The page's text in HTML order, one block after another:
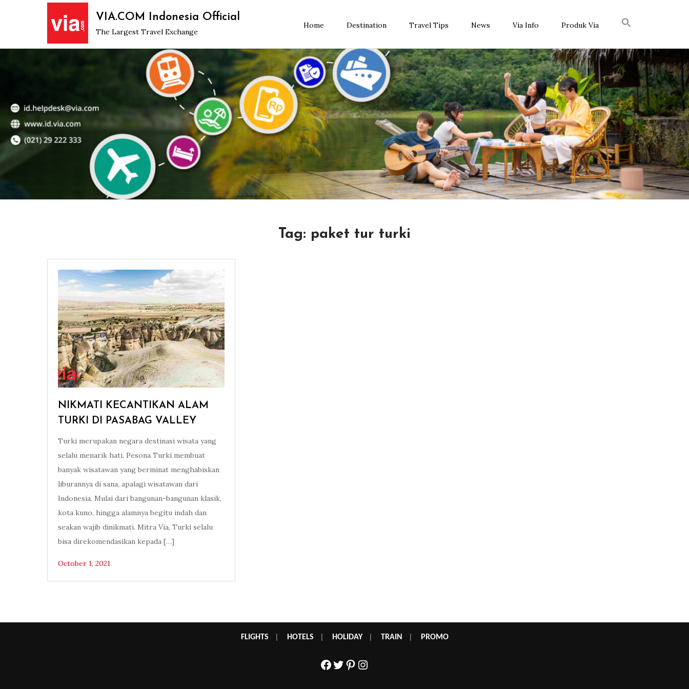
VIA.COM Indonesia Official
The Largest Travel Exchange
Home Destination Travel Tips News Via Info Produk Via
Tag: paket tur turki
NIKMATI KECANTIKAN ALAM
TURKI DI PASABAG VALLEY
Turki merupakan negara destinasi wisata yang
selalu menarik hati. Pesona Turki membuat
banyak wisatawan yang berminat menghabiskan
liburannya di sana, apalagi wisatawan dari
Indonesia. Mulai dari bangunan-bangunan klasik,
kota kuno, hingga alamnya begitu indah dan
seakan wajib dinikmati. Mitra Via, Turki selalu
bisa direkomendasikan kepada […]
October 1, 2021
FLIGHTS HOTELS HOLIDAY| TRAIN PROMO
Facebook
Twitter
Pinterest
Instagram